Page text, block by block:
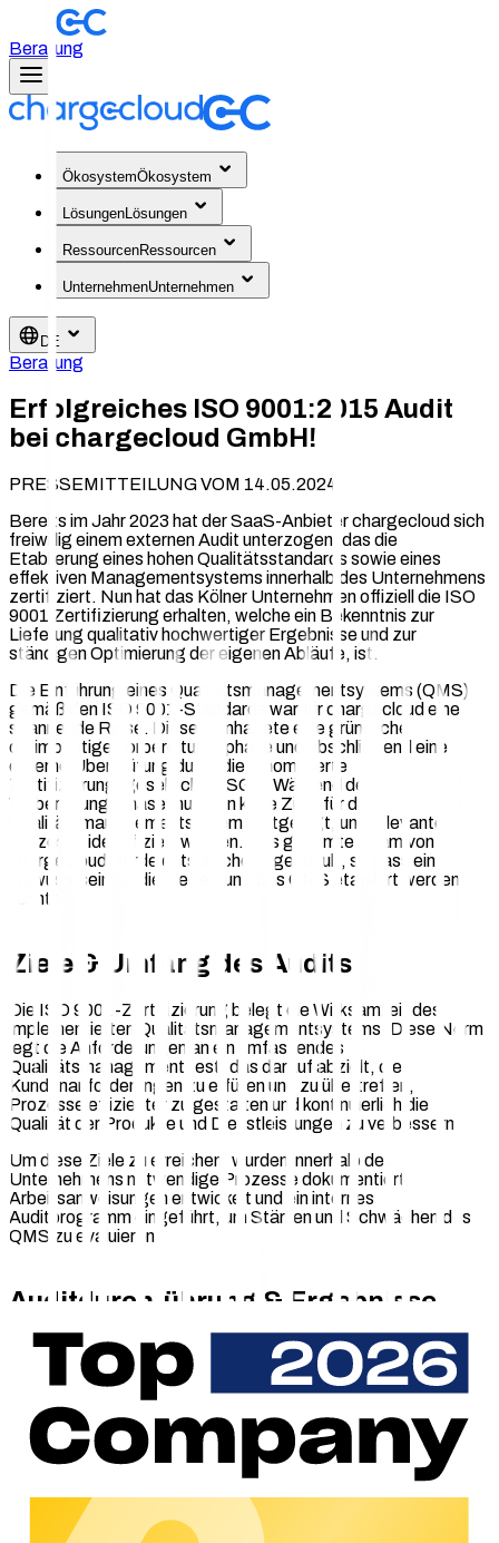
Beratung
ÖkosystemÖkosystem
LösungenLösungen
RessourcenRessourcen
UnternehmenUnternehmen
DE
Beratung
Erfolgreiches ISO 9001:2015 Audit
bei chargecloud GmbH!
PRESSEMITTEILUNG VOM 14.05.2024
Bereits im Jahr 2023 hat der SaaS-Anbieter chargecloud sich
freiwillig einem externen Audit unterzogen, das die
Etablierung eines hohen Qualitätsstandards sowie eines
effektiven Managementsystems innerhalb des Unternehmens
zertifiziert. Nun hat das Kölner Unternehmen offiziell die ISO
9001 Zertifizierung erhalten, welche ein Bekenntnis zur
Lieferung qualitativ hochwertiger Ergebnisse und zur
ständigen Optimierung der eigenen Abläufe, ist.
Die Einführung eines Qualitätsmanagementsystems (QMS)
gemäß den ISO 9001-Standards war für chargecloud eine
spannende Reise. Diese beinhaltete eine gründliche
dreimonatige Vorbereitungsphase und abschließend eine
externe Überprüfung durch die renommierte
Zertifizierungsgesellschaft SGS. Während der
Vorbereitungsphase mussten klare Ziele für das
Qualitätsmanagementsystem festgelegt, und relevante
Prozesse identifiziert werden. Das gesamte Team von
chargecloud wurde entsprechend geschult, so dass ein
Bewusstsein für die Bedeutung des QMS etabliert werden
konnte.
Ziele & Umfang des Audits
Die ISO 9001-Zertifizierung belegt die Wirksamkeit des
implementierten Qualitätsmanagementsystems. Diese Norm
legt die Anforderungen an ein umfassendes
Qualitätsmanagement fest, das darauf abzielt, die
Kundenanforderungen zu erfüllen und zu übertreffen,
Prozesse effizienter zu gestalten und kontinuierlich die
Qualität der Produkte und Dienstleistungen zu verbessern.
Um diese Ziele zu erreichen, wurden innerhalb des
Unternehmens notwendige Prozesse dokumentiert,
Arbeitsanweisungen entwickelt und ein internes
Auditprogramm eingeführt, um Stärken und Schwächen des
QMS zu evaluieren.
Auditdurchführung & Ergebnisse
Im Dezember durchleuchtete ein externer Auditor der SGS
das QMS von chargecloud. Es wurden Dokumentationen,
Prozesse und Ressourcen bewertet. Nach der umfassenden
Prüfung von Abläufen und nach Durchführung von
Mitarbeitendeninterviews bestätigt der Auditor, dass
chargecloud erfolgreich ein Managementsystem eingeführt
und aufrechterhalten hat, das systematisch die
Anforderungen an Produkte und Dienstleistungen erfüllt. Die
Rückmeldungen waren konstruktiv, ohne Hauptabweichungen
oder Nebenabweichungen.